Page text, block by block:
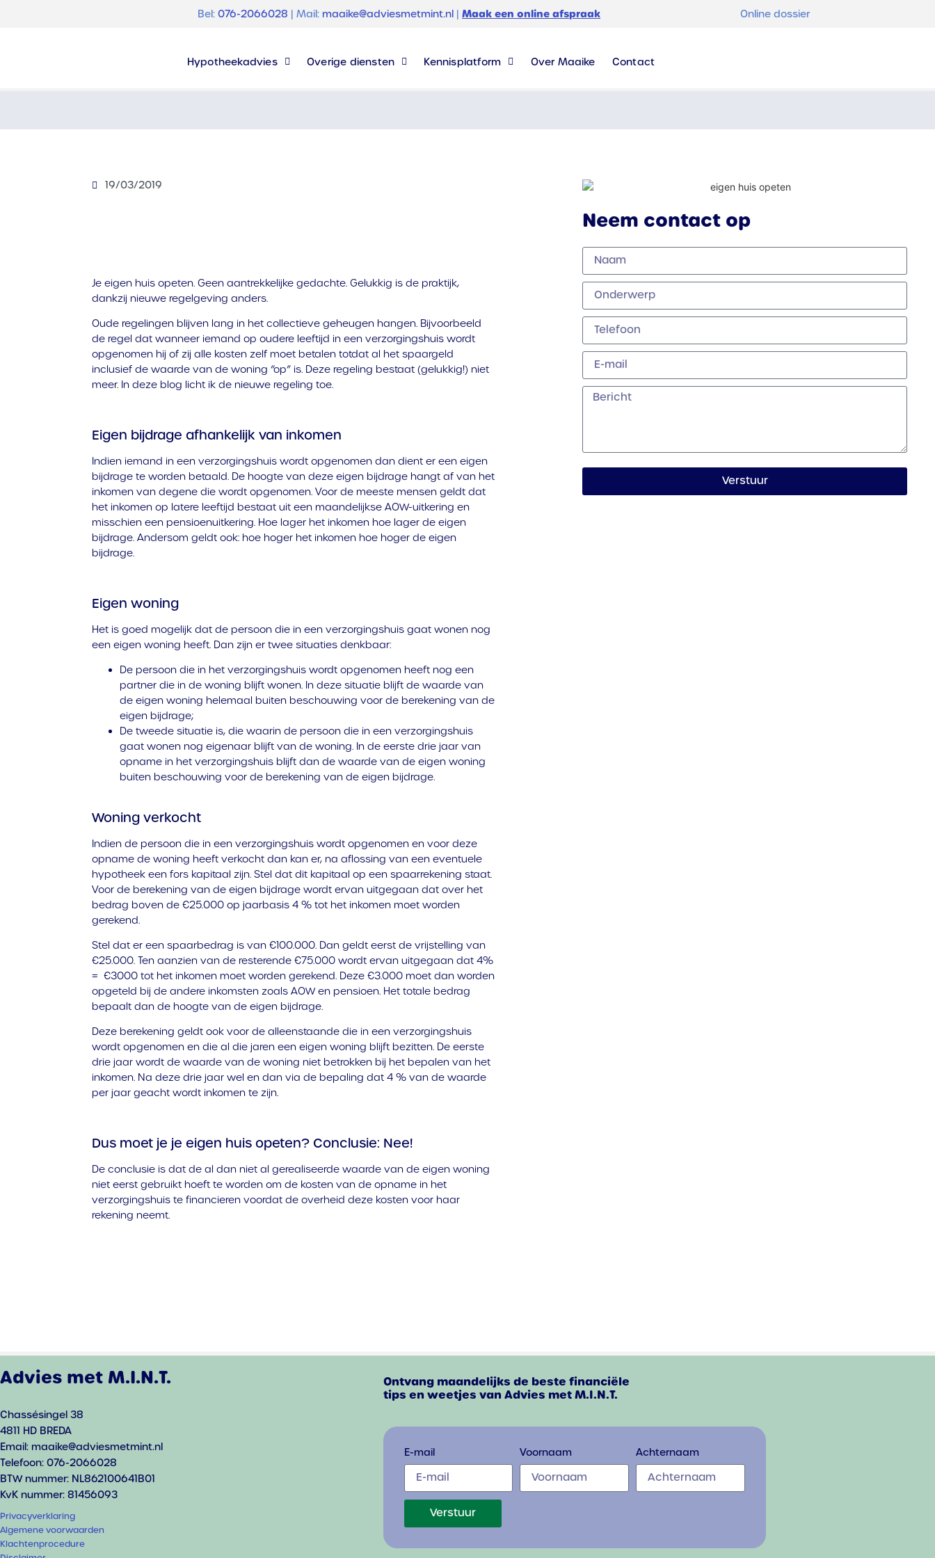
Bel:076-2066028 | Mail: maaike@adviesmetmint.nl |Maak een online afspraak Online dossier
Hypotheekadvies Overige diensten Kennisplatform Over Maaike Contact
19/03/2019
Je eigen huis opeten. Geen aantrekkelijke gedachte. Gelukkig is de praktijk,
dankzij nieuwe regelgeving anders.
Oude regelingen blijven lang in het collectieve geheugen hangen. Bijvoorbeeld
de regel dat wanneer iemand op oudere leeftijd in een verzorgingshuis wordt
opgenomen hij of zij alle kosten zelf moet betalen totdat al het spaargeld
inclusief de waarde van de woning “op” is. Deze regeling bestaat (gelukkig!) niet
meer. In deze blog licht ik de nieuwe regeling toe.
Eigen bijdrage afhankelijk van inkomen
Indien iemand in een verzorgingshuis wordt opgenomen dan dient er een eigen
bijdrage te worden betaald. De hoogte van deze eigen bijdrage hangt af van het
inkomen van degene die wordt opgenomen. Voor de meeste mensen geldt dat
het inkomen op latere leeftijd bestaat uit een maandelijkse AOW-uitkering en
misschien een pensioenuitkering. Hoe lager het inkomen hoe lager de eigen
bijdrage. Andersom geldt ook: hoe hoger het inkomen hoe hoger de eigen
bijdrage.
Eigen woning
Het is goed mogelijk dat de persoon die in een verzorgingshuis gaat wonen nog
een eigen woning heeft. Dan zijn er twee situaties denkbaar:
De persoon die in het verzorgingshuis wordt opgenomen heeft nog een
partner die in de woning blijft wonen. In deze situatie blijft de waarde van
de eigen woning helemaal buiten beschouwing voor de berekening van de
eigen bijdrage;
De tweede situatie is, die waarin de persoon die in een verzorgingshuis
gaat wonen nog eigenaar blijft van de woning. In de eerste drie jaar van
opname in het verzorgingshuis blijft dan de waarde van de eigen woning
buiten beschouwing voor de berekening van de eigen bijdrage.
Woning verkocht
Indien de persoon die in een verzorgingshuis wordt opgenomen en voor deze
opname de woning heeft verkocht dan kan er, na aflossing van een eventuele
hypotheek een fors kapitaal zijn. Stel dat dit kapitaal op een spaarrekening staat.
Voor de berekening van de eigen bijdrage wordt ervan uitgegaan dat over het
bedrag boven de €25.000 op jaarbasis 4 % tot het inkomen moet worden
gerekend.
Stel dat er een spaarbedrag is van €100.000. Dan geldt eerst de vrijstelling van
€25.000. Ten aanzien van de resterende €75.000 wordt ervan uitgegaan dat 4%
= €3000 tot het inkomen moet worden gerekend. Deze €3.000 moet dan worden
opgeteld bij de andere inkomsten zoals AOW en pensioen. Het totale bedrag
bepaalt dan de hoogte van de eigen bijdrage.
Deze berekening geldt ook voor de alleenstaande die in een verzorgingshuis
wordt opgenomen en die al die jaren een eigen woning blijft bezitten. De eerste
drie jaar wordt de waarde van de woning niet betrokken bij het bepalen van het
inkomen. Na deze drie jaar wel en dan via de bepaling dat 4 % van de waarde
per jaar geacht wordt inkomen te zijn.
Dus moet je je eigen huis opeten? Conclusie: Nee!
De conclusie is dat de al dan niet al gerealiseerde waarde van de eigen woning
niet eerst gebruikt hoeft te worden om de kosten van de opname in het
verzorgingshuis te financieren voordat de overheid deze kosten voor haar
rekening neemt.
Neem contact op
Verstuur
Advies met M.I.N.T.
Chassésingel 38
4811 HD BREDA
Email: maaike@adviesmetmint.nl
Telefoon: 076-2066028
BTW nummer: NL862100641B01
KvK nummer: 81456093
Privacyverklaring
Algemene voorwaarden
Klachtenprocedure
Ontvang maandelijks de beste financiële
tips en weetjes van Advies met M.I.N.T.
E-mail Voornaam Achternaam
Verstuur